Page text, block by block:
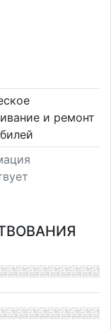
и ремонт